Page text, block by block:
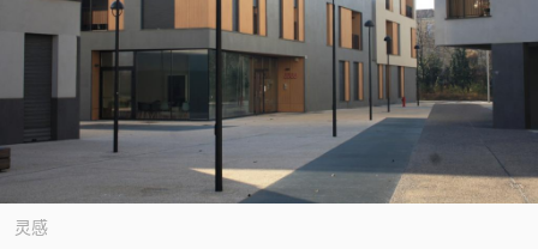
我们的愿景与价值观
ABOUT US
历史
联系
联系
CASE STUDIES
可持续性
灵感